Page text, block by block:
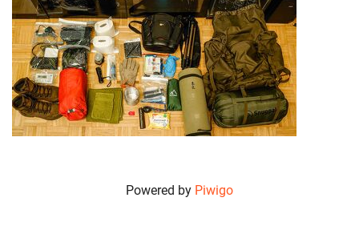
Powered by Piwigo